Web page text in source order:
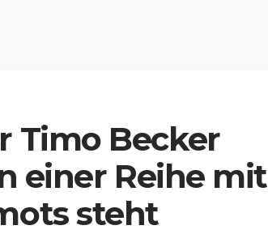
Timo Becker
einer Reihe mit
steht